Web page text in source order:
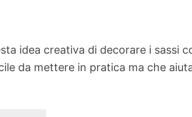
idea creativa di decorare i sassi
da mettere in pratica ma che